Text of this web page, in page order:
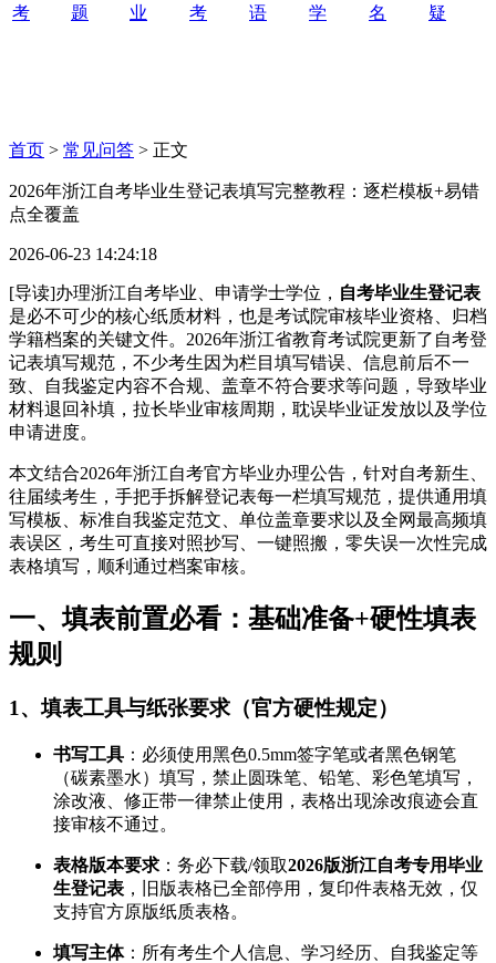
考
题
业
考
语
学
名
疑
首页 > 常见问答 > 正文
2026年浙江自考毕业生登记表填写完整教程：逐栏模板+易错
点全覆盖
2026-06-23 14:24:18
[导读]办理浙江自考毕业、申请学士学位， 自考毕业生登记表
是必不可少的核心纸质材料，也是考试院审核毕业资格、归档
学籍档案的关键文件。2026年浙江省教育考试院更新了自考登
记表填写规范，不少考生因为栏目填写错误、信息前后不一
致、自我鉴定内容不合规、盖章不符合要求等问题，导致毕业
材料退回补填，拉长毕业审核周期，耽误毕业证发放以及学位
申请进度。
本文结合2026年浙江自考官方毕业办理公告，针对自考新生、
往届续考生，手把手拆解登记表每一栏填写规范，提供通用填
写模板、标准自我鉴定范文、单位盖章要求以及全网最高频填
表误区，考生可直接对照抄写、一键照搬，零失误一次性完成
表格填写，顺利通过档案审核。
一、填表前置必看：基础准备+硬性填表
规则
1、填表工具与纸张要求（官方硬性规定）
书写工具 ：必须使用黑色0.5mm签字笔或者黑色钢笔
（碳素墨水）填写，禁止圆珠笔、铅笔、彩色笔填写，
涂改液、修正带一律禁止使用，表格出现涂改痕迹会直
接审核不通过。
表格版本要求 ：务必下载/领取2026版浙江自考专用毕业
生登记表 ，旧版表格已全部停用，复印件表格无效，仅
支持官方原版纸质表格。
填写主体：所有考生个人信息、学习经历、自我鉴定等